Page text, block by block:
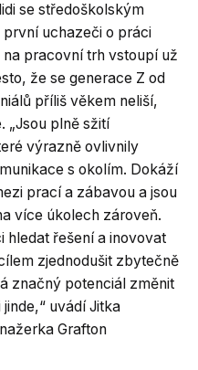
se středoškolským
uchazeči o práci
pracovní trh vstoupí už
že se generace Z od
příliš věkem neliší,
„Jsou plně sžití
výrazně ovlivnily
s okolím. Dokáží
prací a zábavou a jsou
více úkolech zároveň.
hledat řešení a inovovat
zjednodušit zbytečně
značný potenciál změnit
uvádí Jitka
Grafton